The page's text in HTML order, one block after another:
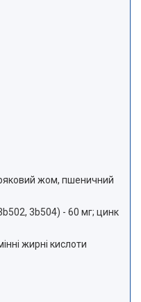
жом, пшеничний
3b504) - 60 мг; цинк
жирні кислоти